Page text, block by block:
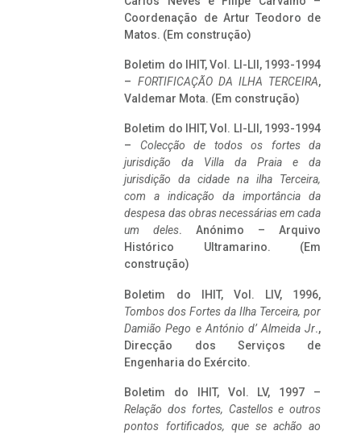
Coordenação de Artur Teodoro de
Matos. (Em construção)
Boletim do IHIT, Vol. LI-LII, 1993-1994
– FORTIFICAÇÃO DA ILHA TERCEIRA,
Valdemar Mota. (Em construção)
Boletim do IHIT, Vol. LI-LII, 1993-1994
– Colecção de todos os fortes da
jurisdição da Villa da Praia e da
jurisdição da cidade na ilha Terceira,
com a indicação da importância da
despesa das obras necessárias em cada
um deles. Anónimo – Arquivo
Histórico Ultramarino. (Em
construção)
Boletim do IHIT, Vol. LIV, 1996,
Tombos dos Fortes da Ilha Terceira, por
Damião Pego e António d’ Almeida Jr.,
Direcção dos Serviços de
Engenharia do Exército.
Boletim do IHIT, Vol. LV, 1997 –
Relação dos fortes, Castellos e outros
pontos fortificados, que se achão ao